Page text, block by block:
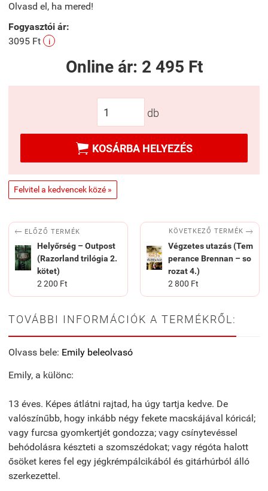
Olvasd el, ha mered!
Fogyasztói ár:
3095 Ft
i
Online ár: 2 495 Ft
db
 KOSÁRBA HELYEZÉS
Felvitel a kedvencek közé »
 ELŐZŐ TERMÉK
Helyőrség – Outpost
(Razorland trilógia 2.
kötet)
2 200 Ft
KÖVETKEZŐ TERMÉK 
Végzetes utazás (Tem
perance Brennan – so
rozat 4.)
2 800 Ft
TOVÁBBI INFORMÁCIÓK A TERMÉKRŐL:
Olvass bele: Emily beleolvasó
Emily, a különc:
13 éves. Képes átlátni rajtad, ha úgy tartja kedve. De
valószínűbb, hogy inkább négy fekete macskájával kóricál;
vagy furcsa gyomkertjét gondozza; vagy csínytevéssel
behódolásra készteti a szomszédokat; vagy régóta halott
ősöket keres fel egy jégkrémpálcikából és gitárhúrból álló
szerkezettel.